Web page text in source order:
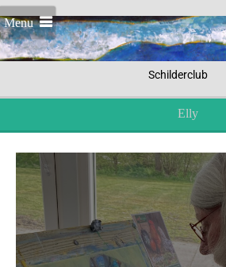
Menu
Schilderclub
Elly